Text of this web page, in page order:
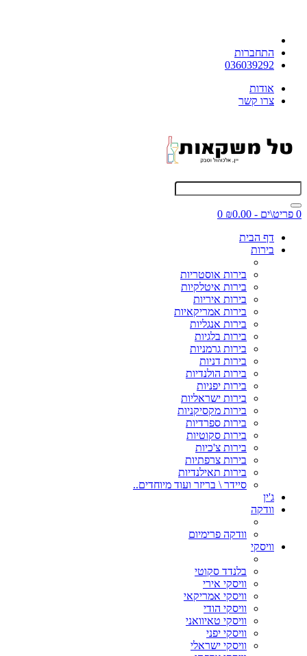
התחברות
036039292
אודות
צרו קשר
0 פריט\ים - ₪0.00
0
דף הבית
בירות
בירות אוסטריות
בירות איטלקיות
בירות איריות
בירות אמריקאיות
בירות אנגליות
בירות בלגיות
בירות גרמניות
בירות דניות
בירות הולנדיות
בירות יפניות
בירות ישראליות
בירות מקסיקניות
בירות ספרדיות
בירות סקוטיות
בירות צ'כיות
בירות צרפתיות
בירות תאילנדיות
סיידר \ בריזר ועוד מיוחדים..
ג'ין
וודקה
וודקה פרימיום
וויסקי
בלנדד סקוטי
וויסקי אירי
וויסקי אמריקאי
וויסקי הודי
וויסקי טאיוואני
וויסקי יפני
וויסקי ישראלי